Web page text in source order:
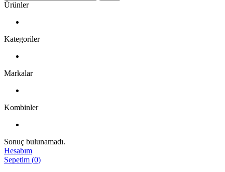
Ürünler
Kategoriler
Markalar
Kombinler
Sonuç bulunamadı.
Hesabım
Sepetim (0)